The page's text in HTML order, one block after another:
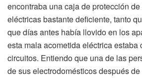
encontraba una caja de protección
eléctricas bastante deficiente, tanto
que días antes había llovido en los
esta mala acometida eléctrica estaba
circuitos. Entiendo que una de las
de sus electrodomésticos después